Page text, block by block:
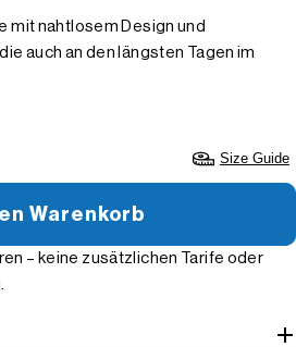
mit nahtlosem Design und
auch an den längsten Tagen im
Size Guide
Warenkorb
– keine zusätzlichen Tarife oder